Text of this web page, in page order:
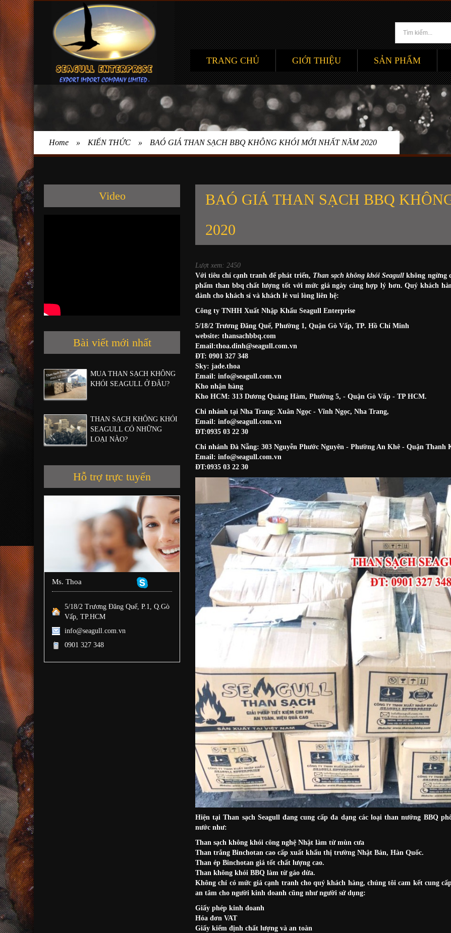
TRANG CHỦ GIỚI THIỆU SẢN PHẨM
Home » KIẾN THỨC » BAÓ GIÁ THAN SẠCH BBQ KHÔNG KHÓI MỚI NHẤT NĂM 2020
Video
Bài viết mới nhất
MUA THAN SẠCH KHÔNG
KHÓI SEAGULL Ở ĐÂU?
THAN SẠCH KHÔNG KHÓI
SEAGULL CÓ NHỮNG
LOẠI NÀO?
Hỗ trợ trực tuyến
Ms. Thoa
5/18/2 Trương Đăng Quế, P.1, Q.Gò
Vấp, TP.HCM
info@seagull.com.vn
0901 327 348
BAÓ GIÁ THAN SẠCH BBQ
2020
Lượt xem: 2450
Với tiêu chí cạnh tranh để phát triển, Than sạch không khói Seagull không ngừng
phẩm than bbq chất lượng tốt với mức giá ngày càng hợp lý hơn. Quý khách
dành cho khách sỉ và khách lẻ vui lòng liên hệ:
Công ty TNHH Xuất Nhập Khẩu Seagull Enterprise
5/18/2 Trương Đăng Quế, Phường 1, Quận Gò Vấp, TP. Hồ Chí Minh
website: thansachbbq.com
Email:thoa.dinh@seagull.com.vn
ĐT: 0901 327 348
Sky: jade.thoa
Email: info@seagull.com.vn
Kho nhận hàng
Kho HCM: 313 Dương Quảng Hàm, Phường 5, - Quận Gò Vấp - TP HCM.
Chi nhánh tại Nha Trang: Xuân Ngọc - Vĩnh Ngọc, Nha Trang,
Email: info@seagull.com.vn
ĐT:0935 03 22 30
Chi nhánh Đà Nẵng: 303 Nguyễn Phước Nguyên - Phường An Khê - Quận Thanh
Email: info@seagull.com.vn
ĐT:0935 03 22 30
Hiện tại Than sạch Seagull đang cung cấp đa dạng các loại than nướng BBQ
nước như:
Than sạch không khói công nghệ Nhật làm từ mùn cưa
Than trắng Binchotan cao cấp xuất khẩu thị trường Nhật Bản, Hàn Quốc.
Than ép Binchotan giá tốt chất lượng cao.
Than không khói BBQ làm từ gáo dừa.
Không chỉ có mức giá cạnh tranh cho quý khách hàng, chúng tôi cam kết cung
an tâm cho người kinh doanh cũng như người sử dụng:
Giấy phép kinh doanh
Hóa đơn VAT
Giấy kiểm định chất lượng và an toàn